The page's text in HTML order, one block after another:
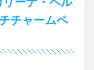
チャームペ